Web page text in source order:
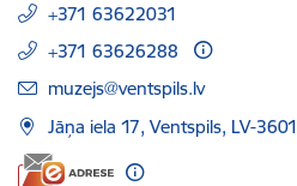
+371 63622031
+371 63626288
E-pasts:
muzejs@ventspils.lv
Jāņa iela 17, Ventspils, LV-3601